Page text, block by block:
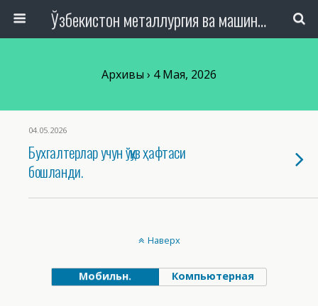
Ўзбекистон металлургия ва машинасозлик саноати тармоқлари ходимлари касаба уюшмаси Республика Кенгаши
Архивы › 4 Мая, 2026
04.05.2026
Бухгалтерлар учун ўқув ҳафтаси
бошланди.
Наверх
Мобильн. Компьютерная